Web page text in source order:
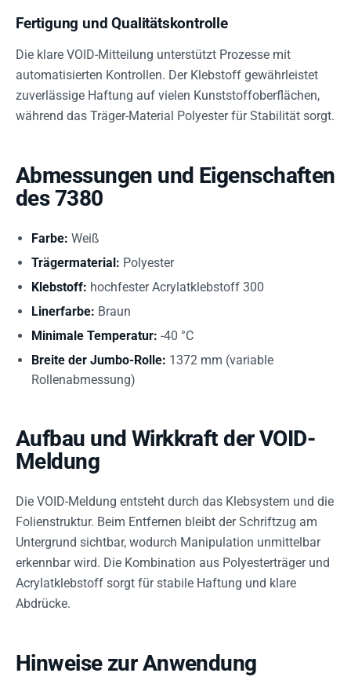
Fertigung und Qualitätskontrolle
Die klare VOID-Mitteilung unterstützt Prozesse mit
automatisierten Kontrollen. Der Klebstoff gewährleistet
zuverlässige Haftung auf vielen Kunststoffoberflächen,
während das Träger-Material Polyester für Stabilität sorgt.
Abmessungen und Eigenschaften
des 7380
Farbe: Weiß
Trägermaterial: Polyester
Klebstoff: hochfester Acrylatklebstoff 300
Linerfarbe: Braun
Minimale Temperatur: -40 °C
Breite der Jumbo-Rolle: 1372 mm (variable
Rollenabmessung)
Aufbau und Wirkkraft der VOID-
Meldung
Die VOID-Meldung entsteht durch das Klebsystem und die
Folienstruktur. Beim Entfernen bleibt der Schriftzug am
Untergrund sichtbar, wodurch Manipulation unmittelbar
erkennbar wird. Die Kombination aus Polyesterträger und
Acrylatklebstoff sorgt für stabile Haftung und klare
Abdrücke.
Hinweise zur Anwendung